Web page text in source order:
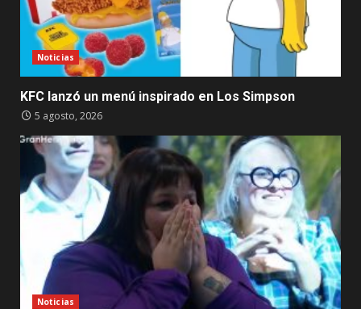
Noticias
KFC lanzó un menú inspirado en Los Simpson
5 agosto, 2026
Noticias